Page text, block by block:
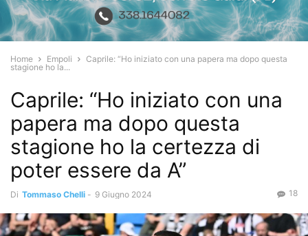
Home Empoli
Caprile: “Ho iniziato con una papera ma dopo questa
stagione ho la...
Caprile: “Ho iniziato con una
papera ma dopo questa
stagione ho la certezza di
poter essere da A”
Di Tommaso Chelli - 9 Giugno 2024 18